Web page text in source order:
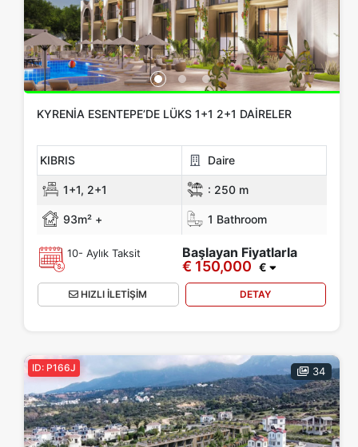
Tüm Konumlar Alanya Gazipaşa Mersin KIBRIS Antalya
Daha Fazla Konum Göster
Oda Türü
Yok 1+0 1+1 2+1 3+1 4+1 5+1 6+1 3+2
4+2 5+2 6+2
1
Yok Up to € 100,000 € 100,000 - 150,000
€ 150,000 - 200,000 € 200,000 - 300,000 € 300,000+
KYRENIA ESENTEPE’DE LÜKS 1+1 2+1 DAIRELER
KIBRIS Daire
1+1, 2+1 : 250 m
93m² + 1 Bathroom
10- Aylık Taksit Başlayan Fiyatlarla
€ 150,000 €
HIZLI İLETİŞİM DETAY
34
ID: P166J